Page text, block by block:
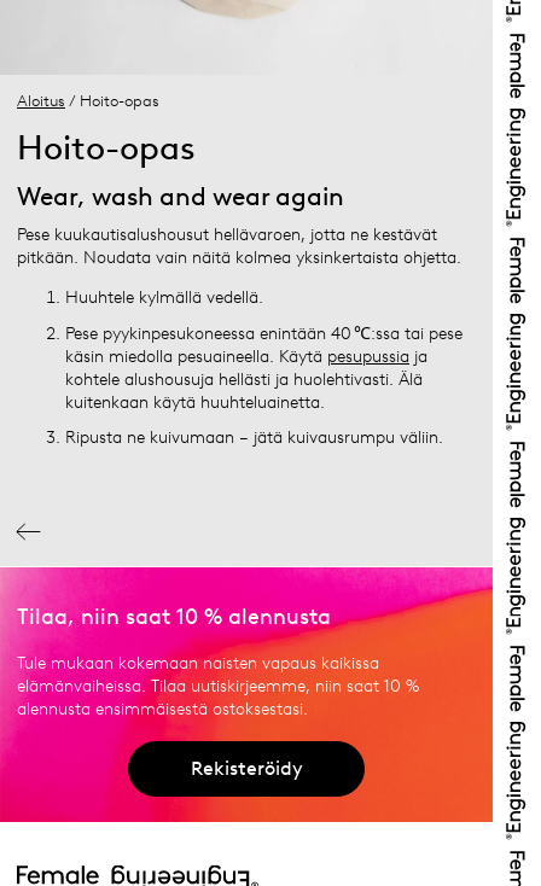
Aloitus / Hoito-opas
Hoito-opas
Wear, wash and wear again
Pese kuukautisalushousut hellävaroen, jotta ne kestävät
pitkään. Noudata vain näitä kolmea yksinkertaista ohjetta.
Huuhtele kylmällä vedellä.
Pese pyykinpesukoneessa enintään 40 ℃:ssa tai pese
käsin miedolla pesuaineella. Käytä pesupussia ja
kohtele alushousuja hellästi ja huolehtivasti. Älä
kuitenkaan käytä huuhteluainetta.
Ripusta ne kuivumaan – jätä kuivausrumpu väliin.
Tilaa, niin saat 10 % alennusta
Tule mukaan kokemaan naisten vapaus kaikissa
elämänvaiheissa. Tilaa uutiskirjeemme, niin saat 10 %
alennusta ensimmäisestä ostoksestasi.
Rekisteröidy